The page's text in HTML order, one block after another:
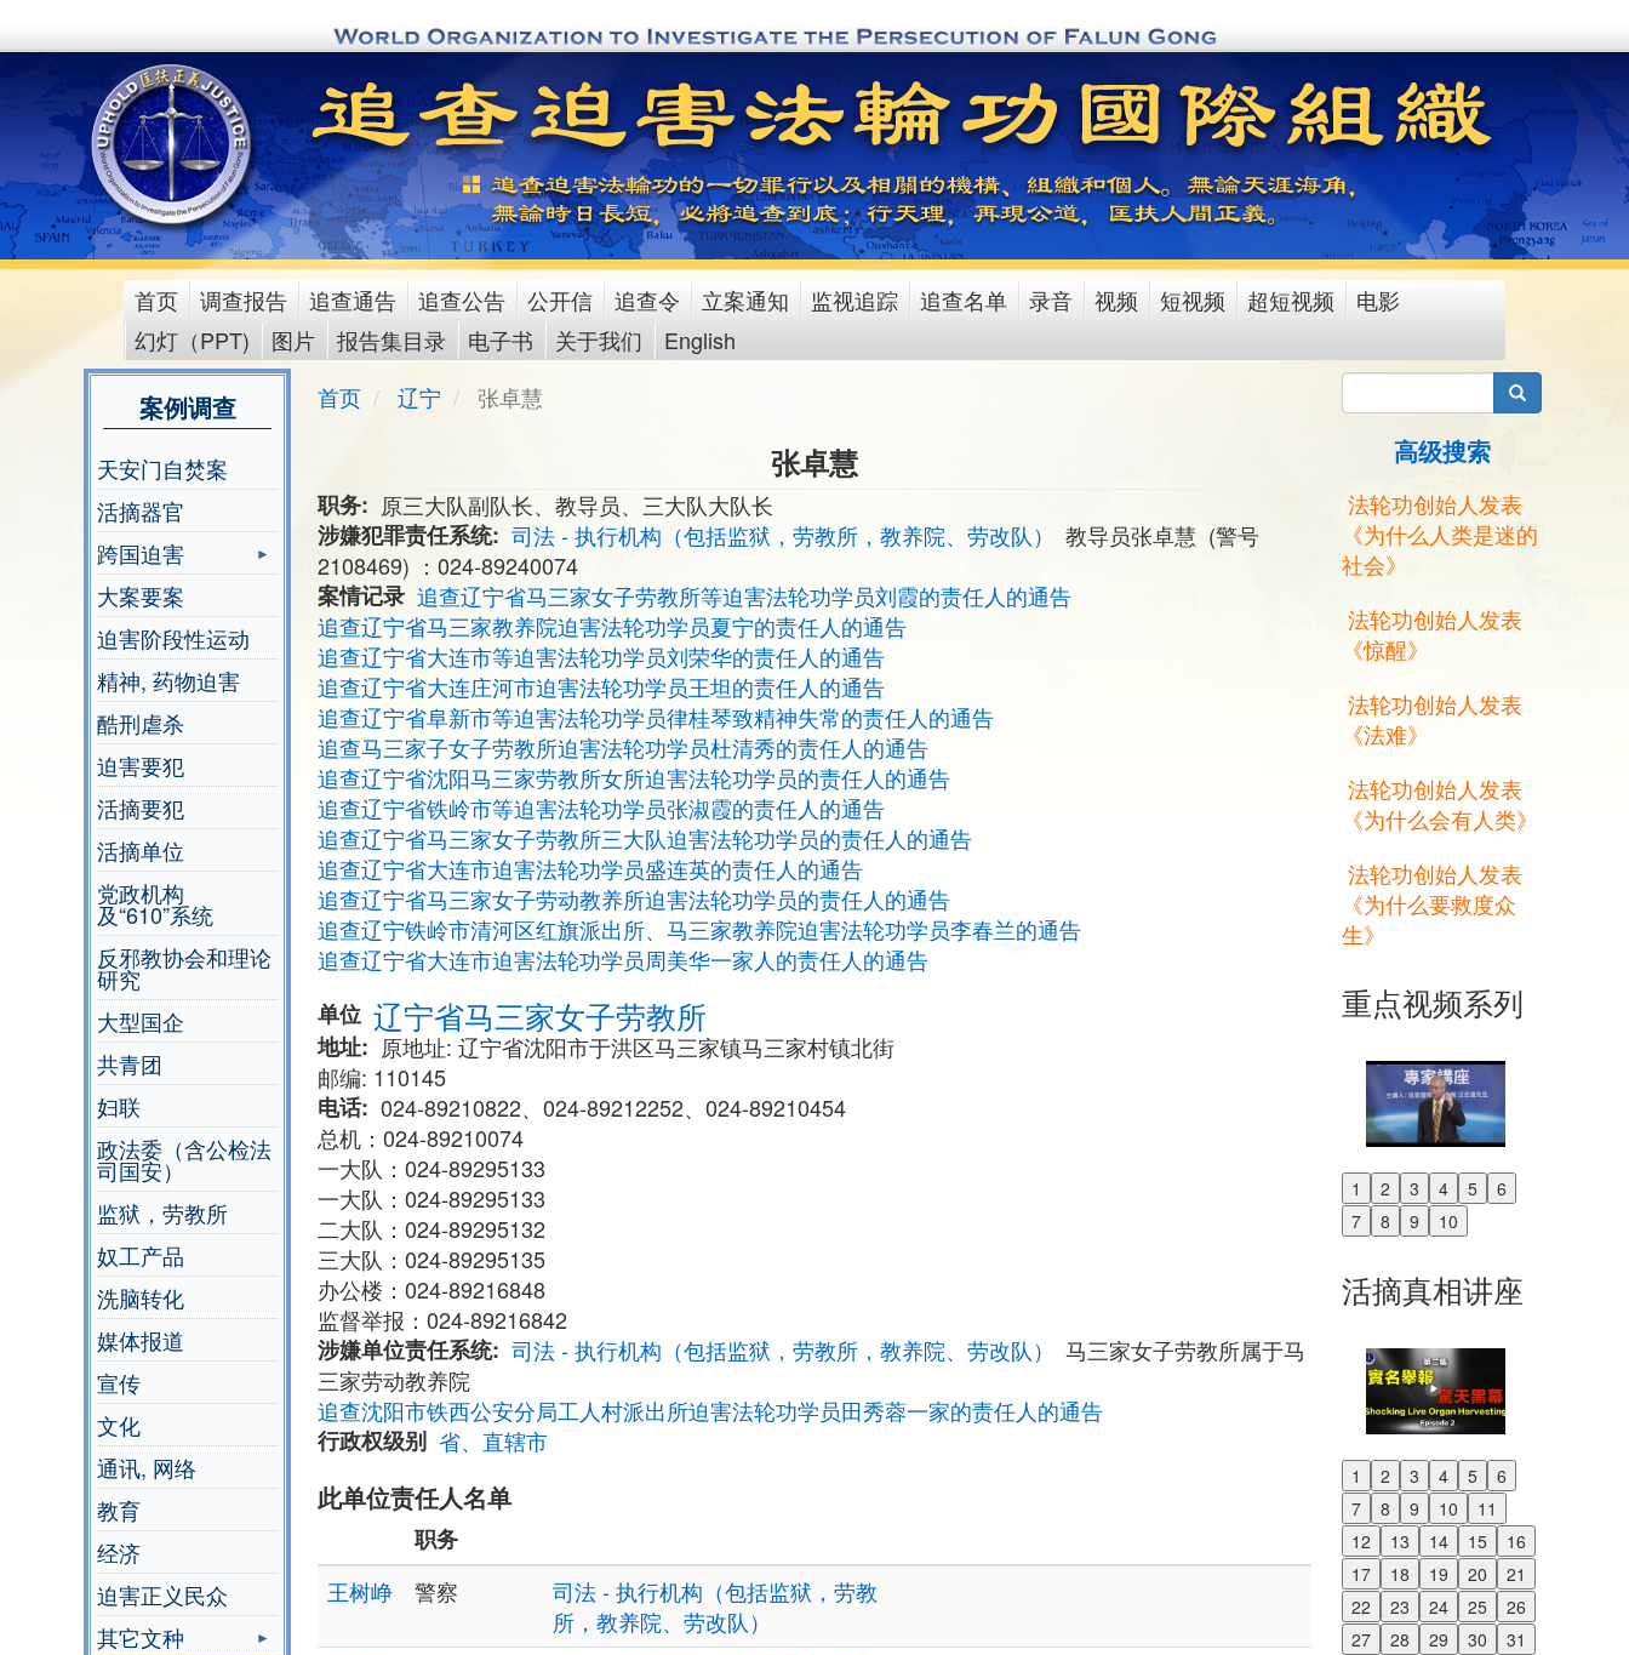
to
content
main
menu
首页 调查报告 追查通告 追查公告 公开信 追查令 立案通知 监视追踪 追查名单 录音 视频 短视频 超短视频
电影
幻灯（PPT)
图片 报告集目录 电子书 关于我们 English
案例调查
天安门自焚案
活摘器官
跨国迫害
大案要案
迫害阶段性运动
精神, 药物迫害
酷刑虐杀
迫害要犯
活摘要犯
活摘单位
党政机构
及“610”系统
反邪教协会和理论
研究
大型国企
共青团
妇联
政法委（含公检法
司国安）
监狱，劳教所
奴工产品
洗脑转化
媒体报道
宣传
文化
通讯, 网络
教育
经济
迫害正义民众
其它文种
首页 辽宁 张卓慧
张卓慧
职务
原三大队副队长、教导员、三大队大队长
涉嫌犯罪责任系统
司法 - 执行机构（包括监狱，劳教所，教养院、劳改队）
教导员张卓慧 (警号
2108469) ：024-89240074
案情记录 追查辽宁省马三家女子劳教所等迫害法轮功学员刘霞的责任人的通告
追查辽宁省马三家教养院迫害法轮功学员夏宁的责任人的通告
追查辽宁省大连市等迫害法轮功学员刘荣华的责任人的通告
追查辽宁省大连庄河市迫害法轮功学员王坦的责任人的通告
追查辽宁省阜新市等迫害法轮功学员律桂琴致精神失常的责任人的通告
追查马三家子女子劳教所迫害法轮功学员杜清秀的责任人的通告
追查辽宁省沈阳马三家劳教所女所迫害法轮功学员的责任人的通告
追查辽宁省铁岭市等迫害法轮功学员张淑霞的责任人的通告
追查辽宁省马三家女子劳教所三大队迫害法轮功学员的责任人的通告
追查辽宁省大连市迫害法轮功学员盛连英的责任人的通告
追查辽宁省马三家女子劳动教养所迫害法轮功学员的责任人的通告
追查辽宁铁岭市清河区红旗派出所、马三家教养院迫害法轮功学员李春兰的通告
追查辽宁省大连市迫害法轮功学员周美华一家人的责任人的通告
单位 辽宁省马三家女子劳教所
地址
原地址: 辽宁省沈阳市于洪区马三家镇马三家村镇北街
邮编: 110145
电话
024-89210822、024-89212252、024-89210454
总机：024-89210074
一大队：024-89295133
一大队：024-89295133
二大队：024-89295132
三大队：024-89295135
办公楼：024-89216848
监督举报：024-89216842
涉嫌单位责任系统
司法 - 执行机构（包括监狱，劳教所，教养院、劳改队）
马三家女子劳教所属于马
三家劳动教养院
追查沈阳市铁西公安分局工人村派出所迫害法轮功学员田秀蓉一家的责任人的通告
行政权级别 省、直辖市
此单位责任人名单
职务
王树峥
警察
司法 - 执行机构（包括监狱，劳教
所，教养院、劳改队）
搜索
高级搜索
法轮功创始人发表
《为什么人类是迷的
社会》
法轮功创始人发表
《惊醒》
法轮功创始人发表
《法难》
法轮功创始人发表
《为什么会有人类》
法轮功创始人发表
《为什么要救度众
生》
重点视频系列
1 2 3 4 5
6
7
8 9 10
Previous
Next
活摘真相讲座
1 2 3 4 5
6
7
8 9 10
11
12
13 14 15
16
17
18 19 20
21
22
23 24 25
26
27
28 29 30
31
Previous
Next